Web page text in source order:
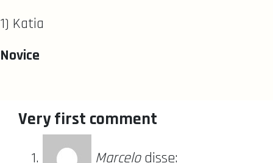
1) Katia
Novice
Very first comment
Marcelo disse: